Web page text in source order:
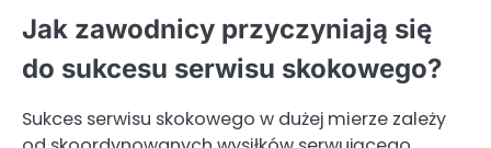
Jak zawodnicy przyczyniają się
do sukcesu serwisu skokowego?
Sukces serwisu skokowego w dużej mierze zależy